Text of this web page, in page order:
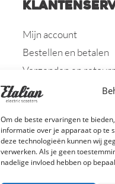
Om de beste ervaringen te
informatie over je apparaat op te
deze technologieën kunnen wij
verwerken. Als je geen
nadelige invloed hebben op
Mijn account
Bestellen en betalen
Verzenden en
Garantie en
Klachten en geschillen
Contact
|Cookieverklaring| KVK